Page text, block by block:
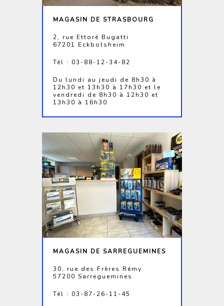
MAGASIN DE STRASBOURG
2, rue Ettoré Bugatti
67201 Eckbolsheim
Tél : 03-88-12-34-82
Du lundi au jeudi de 8h30 à
12h30 et 13h30 à 17h30 et le
vendredi de 8h30 à 12h30 et
13h30 à 16h30
MAGASIN DE SARREGUEMINES
30, rue des Frères Rémy
57200 Sarreguemines
Tél : 03-87-26-11-45